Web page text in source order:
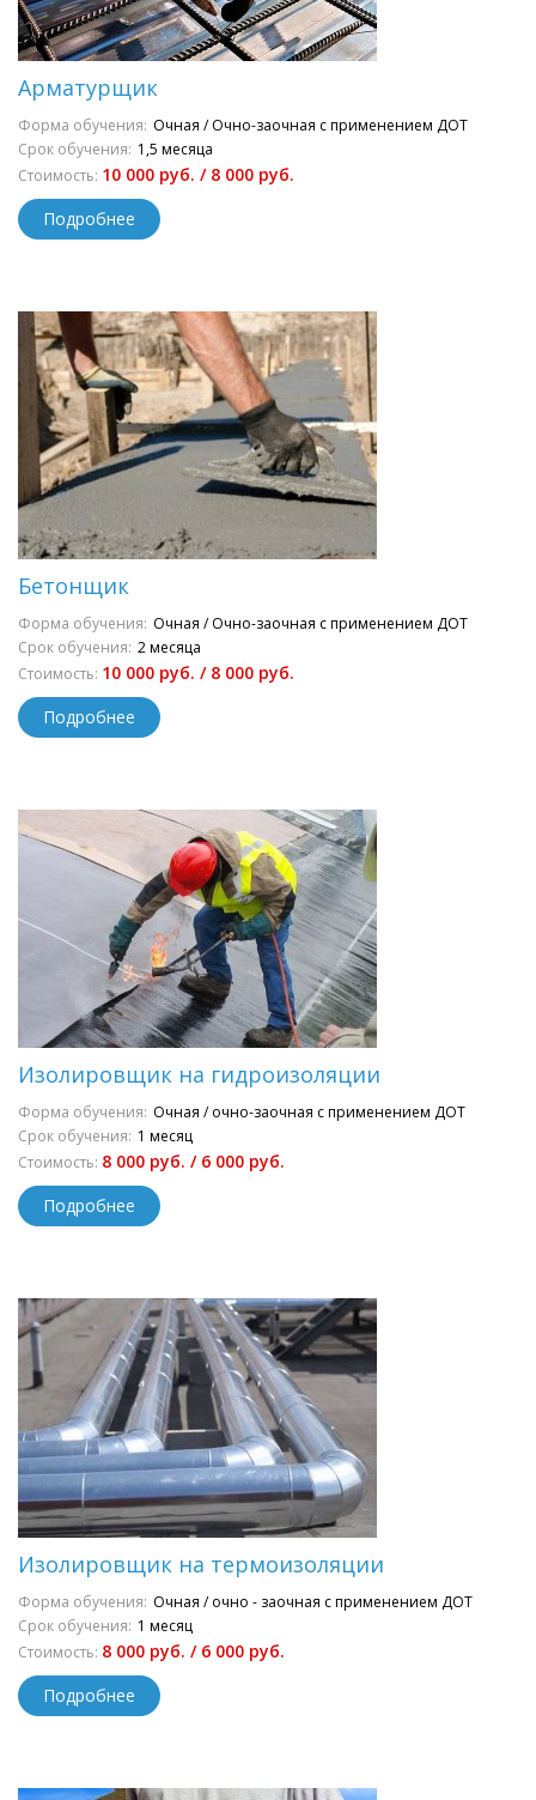
Арматурщик
Форма обучения: Очная / Очно-заочная с применением ДОТ
Срок обучения: 1,5 месяца
Стоимость: 10 000 руб. / 8 000 руб.
Подробнее
Бетонщик
Форма обучения: Очная / Очно-заочная с применением ДОТ
Срок обучения: 2 месяца
Стоимость: 10 000 руб. / 8 000 руб.
Подробнее
Изолировщик на гидроизоляции
Форма обучения: Очная / очно-заочная с применением ДОТ
Срок обучения: 1 месяц
Стоимость: 8 000 руб. / 6 000 руб.
Подробнее
Изолировщик на термоизоляции
Форма обучения: Очная / очно - заочная с применением ДОТ
Срок обучения: 1 месяц
Стоимость: 8 000 руб. / 6 000 руб.
Подробнее